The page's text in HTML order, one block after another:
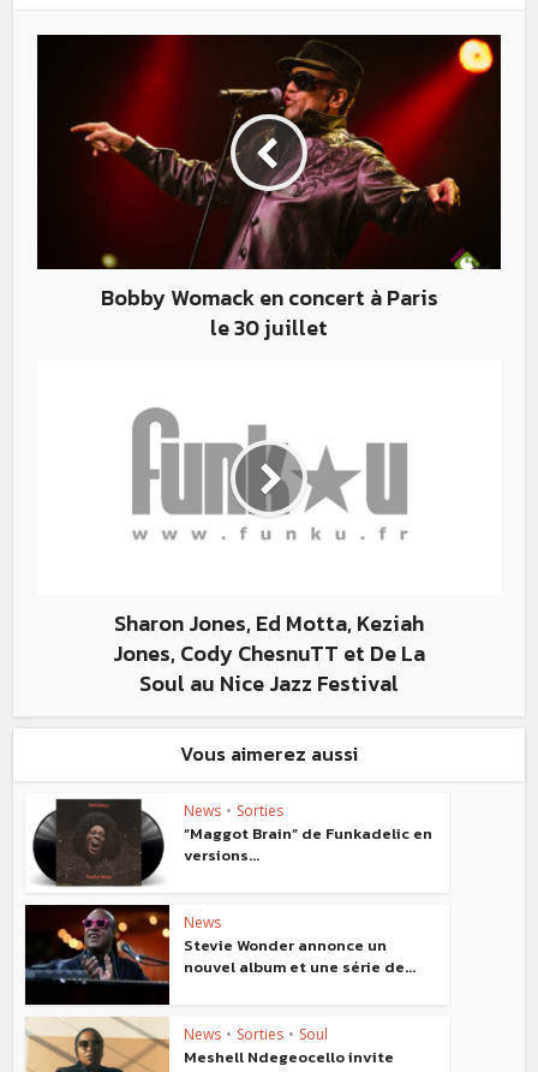
Bobby Womack en concert à Paris
le 30 juillet
Sharon Jones, Ed Motta, Keziah
Jones, Cody ChesnuTT et De La
Soul au Nice Jazz Festival
Vous aimerez aussi
News • Sorties
“Maggot Brain” de Funkadelic en
versions...
News
Stevie Wonder annonce un
nouvel album et une série de...
News • Sorties • Soul
Meshell Ndegeocello invite